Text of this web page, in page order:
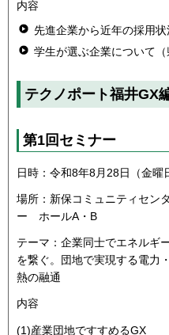
内容
先進企業から近年の採用
学生が選ぶ企業について（
テクノポート福井GX
第1回セミナー
日時：令和8年8月28日（金
場所：新保コミュニティセンタ
ー ホールA・B
テーマ：企業同士でエネルギ
を繋ぐ。団地で実現する電力・
熱の融通
内容
(1)産業団地ですすめるGX